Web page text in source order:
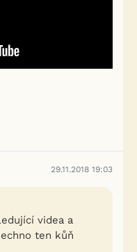
29.11.2018 19:03
videa a
ten kůň